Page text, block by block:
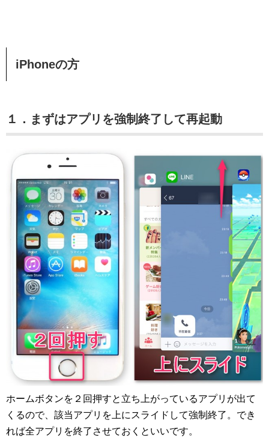
iPhoneの方
１．まずはアプリを強制終了して再起動
ホームボタンを２回押すと立ち上がっているアプリが出て
くるので、該当アプリを上にスライドして強制終了。でき
れば全アプリを終了させておくといいです。